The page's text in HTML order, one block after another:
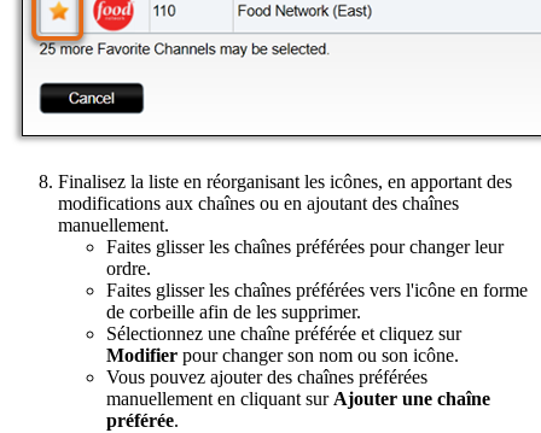
Finalisez la liste en réorganisant les icônes, en apportant des
modifications aux chaînes ou en ajoutant des chaînes
manuellement.
Faites glisser les chaînes préférées pour changer leur
ordre.
Faites glisser les chaînes préférées vers l'icône en forme
de corbeille afin de les supprimer.
Sélectionnez une chaîne préférée et cliquez sur
Modifier pour changer son nom ou son icône.
Vous pouvez ajouter des chaînes préférées
manuellement en cliquant sur Ajouter une chaîne
préférée.